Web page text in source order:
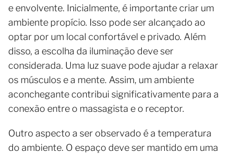
e envolvente. Inicialmente, é importante criar um
ambiente propício. Isso pode ser alcançado ao
optar por um local confortável e privado. Além
disso, a escolha da iluminação deve ser
considerada. Uma luz suave pode ajudar a relaxar
os músculos e a mente. Assim, um ambiente
aconchegante contribui significativamente para a
conexão entre o massagista e o receptor.
Outro aspecto a ser observado é a temperatura
do ambiente. O espaço deve ser mantido em uma